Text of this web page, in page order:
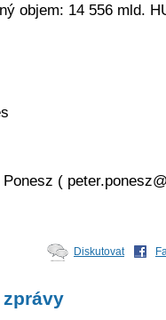
objem: 14 556 mld.
(
Diskutovat